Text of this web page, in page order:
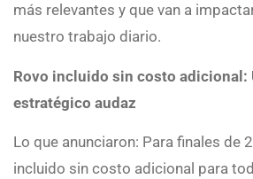
más relevantes y que van a
nuestro trabajo diario.
Rovo incluido sin costo adicional:
estratégico audaz
Lo que anunciaron: Para finales de
incluido sin costo adicional para